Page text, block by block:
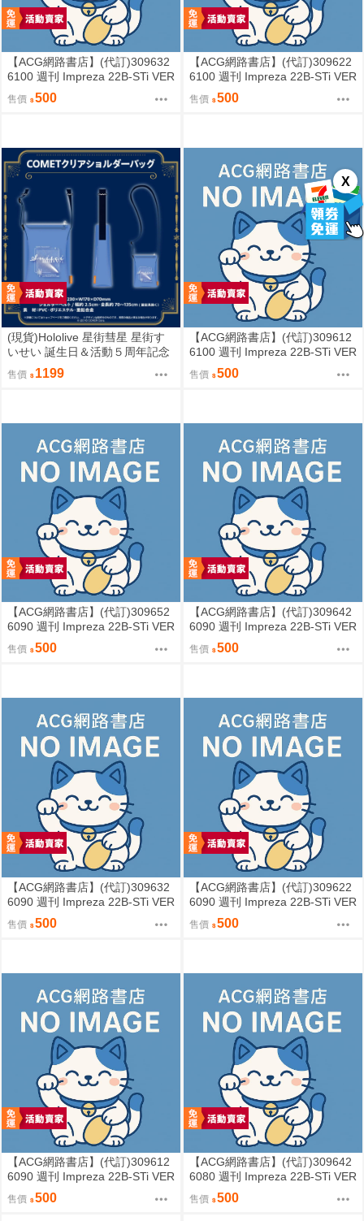
X
【ACG網路書店】(代訂)309632
6100 週刊 Impreza 22B-STi VER
SION をつくる (10)
售價 500
【ACG網路書店】(代訂)309622
6100 週刊 Impreza 22B-STi VER
SION をつくる (9)
售價 500
(現貨)Hololive 星街彗星 星街す
いせい 誕生日＆活動５周年記念
COMET透明側背包 單肩背包
售價 1199
【ACG網路書店】(代訂)309612
6100 週刊 Impreza 22B-STi VER
SION をつくる (8)
售價 500
【ACG網路書店】(代訂)309652
6090 週刊 Impreza 22B-STi VER
SION をつくる (7)
售價 500
【ACG網路書店】(代訂)309642
6090 週刊 Impreza 22B-STi VER
SION をつくる (6)
售價 500
【ACG網路書店】(代訂)309632
6090 週刊 Impreza 22B-STi VER
SION をつくる (5)
售價 500
【ACG網路書店】(代訂)309622
6090 週刊 Impreza 22B-STi VER
SION をつくる (4)
售價 500
【ACG網路書店】(代訂)309612
6090 週刊 Impreza 22B-STi VER
SION をつくる (3)
售價 500
【ACG網路書店】(代訂)309642
6080 週刊 Impreza 22B-STi VER
SION をつくる (2)
售價 500